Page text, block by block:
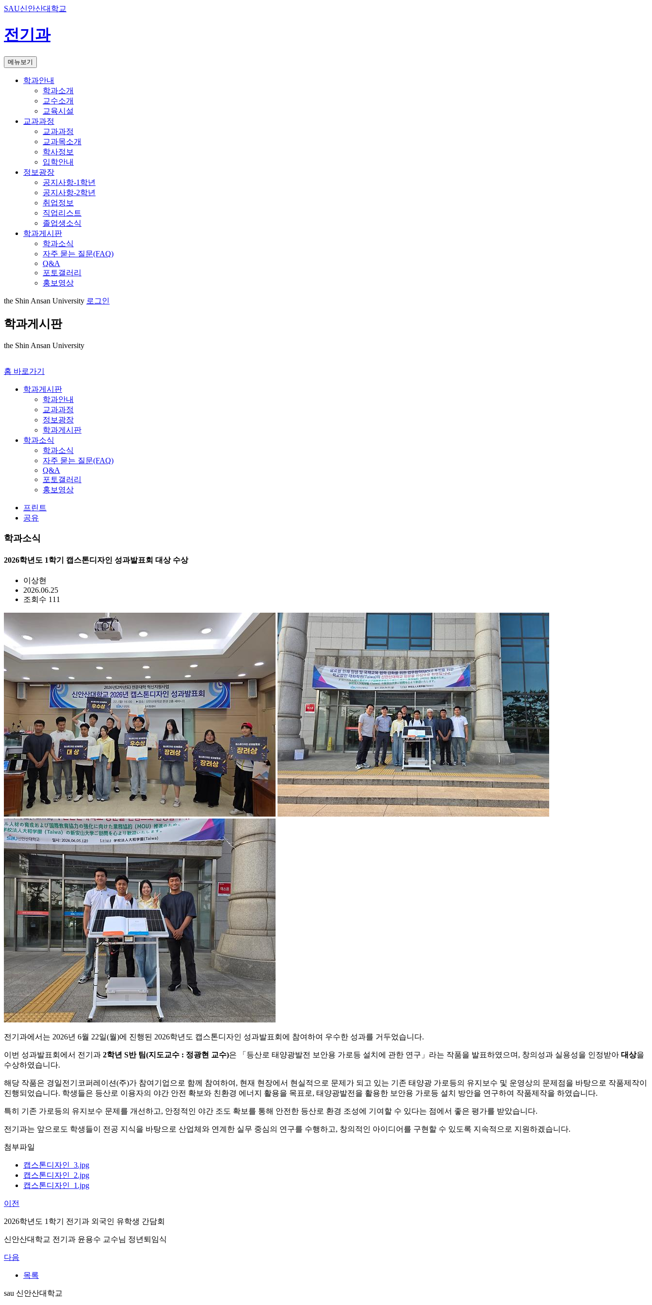
SAU신안산대학교
전기과
메뉴보기
학과안내
학과소개
교수소개
교육시설
교과과정
교과과정
교과목소개
학사정보
입학안내
정보광장
공지사항-1학년
공지사항-2학년
취업정보
직업리스트
졸업생소식
학과게시판
학과소식
자주 묻는 질문(FAQ)
Q&A
포토갤러리
홍보영상
the Shin Ansan University 로그인
학과게시판
the Shin Ansan University
홈 바로가기
학과게시판
학과안내
교과과정
정보광장
학과게시판
학과소식
학과소식
자주 묻는 질문(FAQ)
Q&A
포토갤러리
홍보영상
프린트
공유
학과소식
2026학년도 1학기 캡스톤디자인 성과발표회 대상 수상
이상현
2026.06.25
조회수 111
전기과에서는 2026년 6월 22일(월)에 진행된 2026학년도 캡스톤디자인 성과발표회에 참여하여 우수한 성과를 거두었습니다.
이번 성과발표회에서 전기과 2학년 S반 팀(지도교수 : 정광현 교수)은 「등산로 태양광발전 보안용 가로등 설치에 관한 연구」라는 작품을 발표하였으며, 창의성과 실용성을 인정받아 대상을
수상하였습니다.
해당 작품은 경일전기코퍼레이션(주)가 참여기업으로 함께 참여하여, 현재 현장에서 현실적으로 문제가 되고 있는 기존 태양광 가로등의 유지보수 및 운영상의 문제점을 바탕으로 작품제작이
진행되었습니다. 학생들은 등산로 이용자의 야간 안전 확보와 친환경 에너지 활용을 목표로, 태양광발전을 활용한 보안용 가로등 설치 방안을 연구하여 작품제작을 하였습니다.
특히 기존 가로등의 유지보수 문제를 개선하고, 안정적인 야간 조도 확보를 통해 안전한 등산로 환경 조성에 기여할 수 있다는 점에서 좋은 평가를 받았습니다.
전기과는 앞으로도 학생들이 전공 지식을 바탕으로 산업체와 연계한 실무 중심의 연구를 수행하고, 창의적인 아이디어를 구현할 수 있도록 지속적으로 지원하겠습니다.
첨부파일
캡스톤디자인_3.jpg
캡스톤디자인_2.jpg
캡스톤디자인_1.jpg
이전
2026학년도 1학기 전기과 외국인 유학생 간담회
신안산대학교 전기과 윤용수 교수님 정년퇴임식
다음
목록
sau 신안산대학교